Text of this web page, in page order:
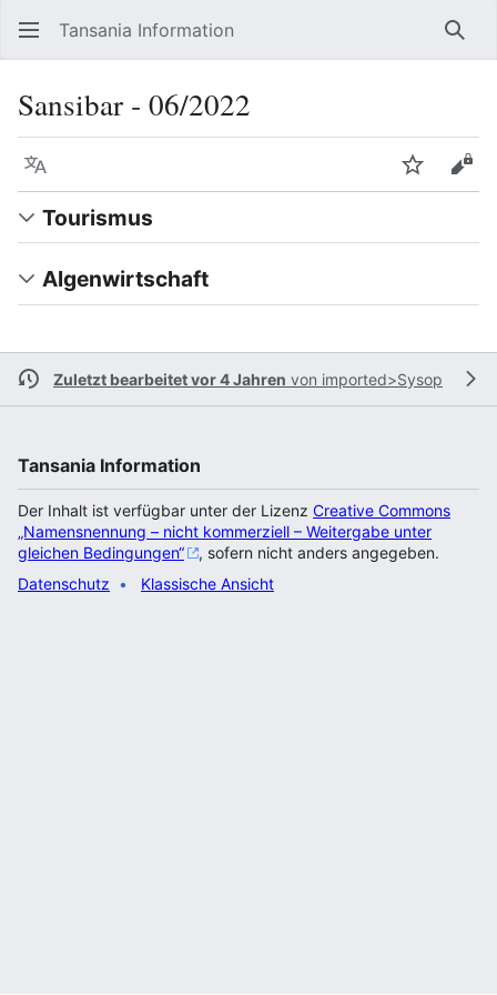
Tansania Information
Sansibar ‐ 06/2022
Sprache
Tourismus
Algenwirtschaft
Zuletzt bearbeitet vor 4 Jahren von imported>Sysop
Tansania Information
Der Inhalt ist verfügbar unter der Lizenz Creative Commons
„Namensnennung – nicht kommerziell – Weitergabe unter
gleichen Bedingungen“
, sofern nicht anders angegeben.
Datenschutz
Klassische Ansicht